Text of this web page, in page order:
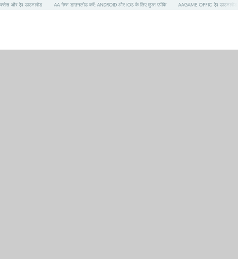
और ऐप डाउनलोड AA गेम्स डाउनलोड करें: ANDROID और IOS के लिए मुफ्त एपीके AAGAME OFFIC ऐप